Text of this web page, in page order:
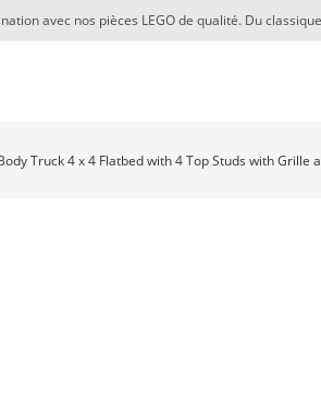
avec nos pièces LEGO de qualité. Du
Truck 4 x 4 Flatbed with 4 Top Studs with Grille